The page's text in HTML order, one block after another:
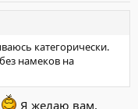
категорически.
намеков на
Я желаю вам,